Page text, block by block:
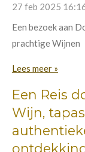
27 feb 2025
Een bezoek aan
prachtige Wijnen
Lees meer »
Een Reis
Wijn,